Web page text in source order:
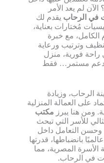
لم يعد الأمر
في الرحاب يقدم لك
مُختارات بعناية،
الكامل، مع خبرة
وترتيب ورعاية
راحة فورية، منزل
مستمر… فقط
الرحاب، وزيادة
على العمالة المنزلية
ومن هنا يبرز مكتب
للأسر التي تبحث
وحسن التعامل داخل
بانضباطها، قدرتها
الأسرة المصرية، مما
في الرحاب.